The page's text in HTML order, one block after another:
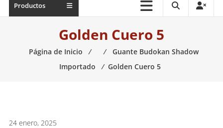
necesario
Productos
Golden Cuero 5
Página de Inicio ⁄ ⁄
Guante Budokan Shadow
Importado
⁄ Golden Cuero 5
24 enero, 2025